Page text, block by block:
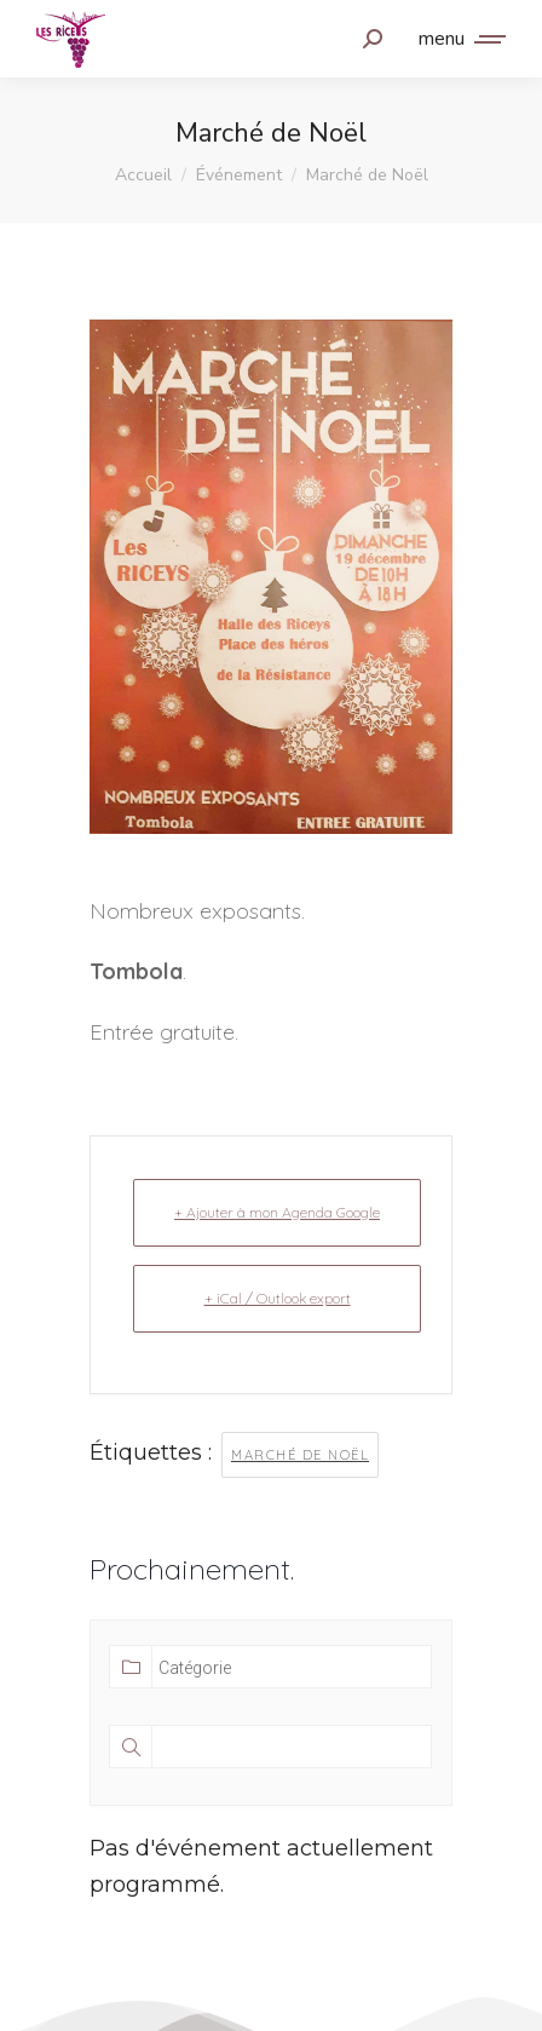
menu
Marché de Noël
Vous êtes ici :
Accueil Événement Marché de Noël
Nombreux exposants.
Tombola.
Entrée gratuite.
+ Ajouter à mon Agenda Google
+ iCal / Outlook export
Étiquettes : MARCHÉ DE NOËL
Prochainement.
Pas d'événement actuellement
programmé.